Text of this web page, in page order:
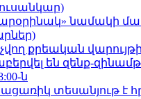
նամակի
քրեական
են զենք-
ն
տեսանյութ է